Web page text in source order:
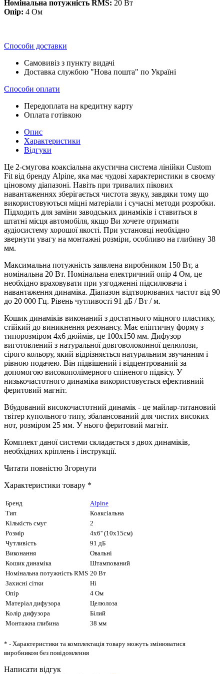
Номінальна потужність RMS: 20 Вт
Опір: 4 Ом
Способи доставки
Самовивіз з пункту видачі
Доставка службою "Нова пошта" по Україні
Способи оплати
Передоплата на кредитну карту
Оплата готівкою
Опис
Характеристики
Відгуки
Це 2-смугова коаксіальна акустична система лінійки Custom
Fit від бренду Alpine, яка має чудові характеристики в своєму
ціновому діапазоні. Навіть при тривалих пікових
навантаженнях зберігається чистота звуку, завдяки тому що
використовуються міцні матеріали і сучасні методи розробки.
Підходить для заміни заводських динаміків і ставиться в
штатні місця автомобіля, якщо Ви хочете отримати
аудіосистему хорошої якості. При установці необхідно
звернути увагу на монтажні розміри, особливо на глибину 38
мм.
Максимальна потужність заявлена ​​виробником 150 Вт, а
номінальна 20 Вт. Номінальна електричний опір 4 Ом, це
необхідно враховувати при узгодженні підсилювача і
навантаження динаміка. Діапазон відтворюваних частот від 90
до 20 000 Гц. Рівень чутливості 91 дБ / Вт / м.
Кошик динаміків виконаний з достатнього міцного пластику,
стійкий до виникнення резонансу. Має еліптичну форму з
типорозміром 4x6 дюймів, це 100х150 мм. Дифузор
виготовлений з натуральної довговолоконної целюлози,
сірого кольору, який відрізняється натуральним звучанням і
рівною подачею. Він підвішений і відцентрований за
допомогою високополімерного спіненого підвісу. У
низькочастотного динаміка використовується ефективний
феритовий магніт.
Вбудований високочастотний динамік - це майлар-титановий
твітер купольного типу, збалансований для чистих високих
нот, розміром 25 мм. У нього феритовий магніт.
Комплект даної системи складається з двох динаміків,
необхідних кріплень і інструкції.
Читати повністю Згорнути
Характеристики товару *
Бренд
Alpine
Тип
Коаксіальна
Кількість смуг
2
Розмір
4x6'' (10х15см)
Чутливість
91 дБ
Виконання
Овальні
Кошик динаміка
Штампований
Номінальна потужність RMS 20 Вт
Захисні сітки
Ні
Опір
4 Ом
Матеріал дифузора
Целюлоза
Колір дифузора
Білий
Монтажна глибина
38 мм
* - Характеристики та комплектація товару можуть змінюватися
виробником без повідомлення
Написати відгук